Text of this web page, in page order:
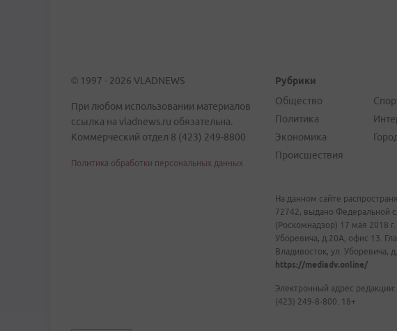
© 1997 - 2026 VLADNEWS
При любом использовании материалов
ссылка на vladnews.ru обязательна.
Коммерческий отдел 8 (423) 249-8800
Политика обработки персональных данных
Рубрики
Общество
Политика
Экономика
Происшествия
На данном сайте
72742, выдано Федеральной
(Роскомнадзор) 17 мая 2018
Уборевича, д.20А, офис 13.
Владивосток, ул. Уборевича,
https://mediadv.online/
Электронный адрес
(423) 249-8-800. 18+